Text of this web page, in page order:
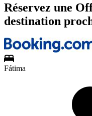
Réservez une
destination
Fátima